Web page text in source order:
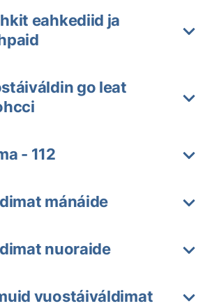
eahkediid ja
go leat
- 112
mánáide
nuoraide
vuostáiváldimat